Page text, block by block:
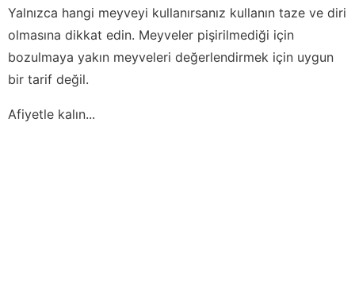
Yalnızca hangi meyveyi kullanırsanız kullanın taze ve diri
olmasına dikkat edin. Meyveler pişirilmediği için
bozulmaya yakın meyveleri değerlendirmek için uygun
bir tarif değil.
Afiyetle kalın...